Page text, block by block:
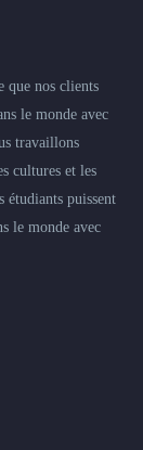
que nos clients
le monde avec
travaillons
cultures et les
puissent
le monde avec